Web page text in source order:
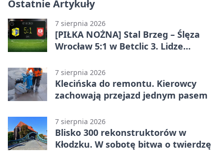
Ostatnie Artykuły
7 sierpnia 2026
[PIŁKA NOŻNA] Stal Brzeg – Ślęza
Wrocław 5:1 w Betclic 3. Lidze
porażka wrocławian
7 sierpnia 2026
Klecińska do remontu. Kierowcy
zachowają przejazd jednym pasem
7 sierpnia 2026
Blisko 300 rekonstruktorów w
Kłodzku. W sobotę bitwa o twierdzę